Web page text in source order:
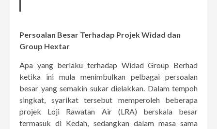
Persoalan Besar Terhadap Projek Widad dan
Group Hextar
Apa yang berlaku terhadap Widad Group Berhad
ketika ini mula menimbulkan pelbagai persoalan
besar yang semakin sukar dielakkan. Dalam tempoh
singkat, syarikat tersebut memperoleh beberapa
projek Loji Rawatan Air (LRA) berskala besar
termasuk di Kedah, sedangkan dalam masa sama